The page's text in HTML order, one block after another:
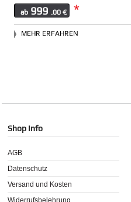
ab 999 .00 € *
MEHR ERFAHREN
Shop Info
AGB
Datenschutz
Versand und Kosten
Widerrufsbelehrung